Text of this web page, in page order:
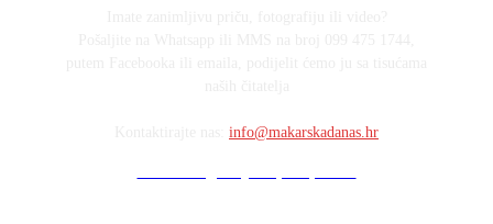
info@makarskadanas.hr